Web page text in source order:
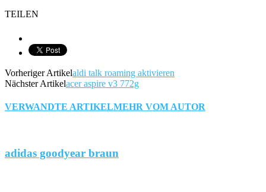
TEILEN
Vorheriger Artikelaldi talk roaming aktivieren
Nächster Artikelacer aspire v3 772g
VERWANDTE ARTIKELMEHR VOM AUTOR
adidas goodyear braun